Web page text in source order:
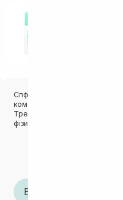
Спф мені підійшов, так як я
комбіновану і чутливу,
Треба час щоб гарно
фізичних фільтрах і має щільну
В